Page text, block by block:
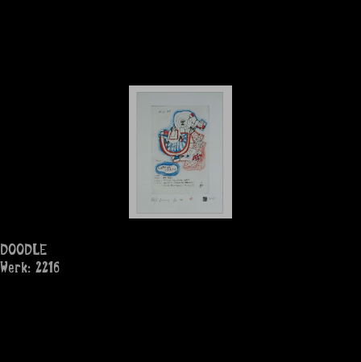
DOODLE
Werk: 2216